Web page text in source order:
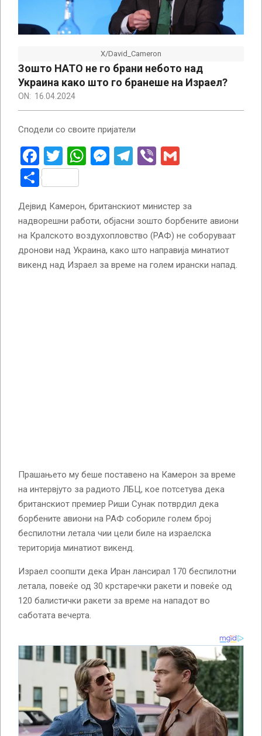
X/David_Cameron
Зошто НАТО не го брани небото над
Украина како што го бранеше на Израел?
ON: 16.04.2024
Сподели со своите пријатели
Facebook
Twitter
WhatsApp
Messenger
Telegram
Viber
Share
Дејвид Камерон, британскиот министер за
надворешни работи, објасни зошто борбените авиони
на Кралското воздухопловство (РАФ) не соборуваат
дронови над Украина, како што направија минатиот
викенд над Израел за време на голем ирански напад.
Прашањето му беше поставено на Камерон за време
на интервјуто за радиото ЛБЦ, кое потсетува дека
британскиот премиер Риши Сунак потврдил дека
борбените авиони на РАФ собориле голем број
беспилотни летала чии цели биле на израелска
територија минатиот викенд.
Израел соопшти дека Иран лансирал 170 беспилотни
летала, повеќе од 30 крстаречки ракети и повеќе од
120 балистички ракети за време на нападот во
саботата вечерта.